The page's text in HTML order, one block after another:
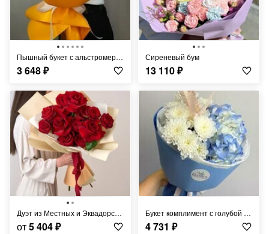
Пышный букет с альстромерией
3 648₽
Сиреневый бум
13 110₽
Дуэт из Местных и Эквадорских роз
от5 404₽
Букет комплимент с голубой гортензией , хризантемой и папоротником
4 731 ₽